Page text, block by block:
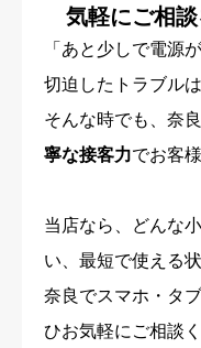
気軽にご相
「あと少しで電源
切迫したトラブル
そんな時でも、奈
寧な接客力でお客
当店なら、どんな
い、最短で使える
奈良でスマホ・タ
ひお気軽にご相談く